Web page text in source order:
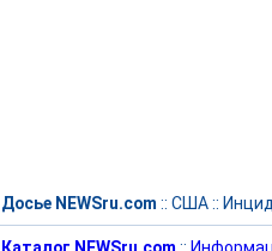
Досье NEWSru.com :: США::